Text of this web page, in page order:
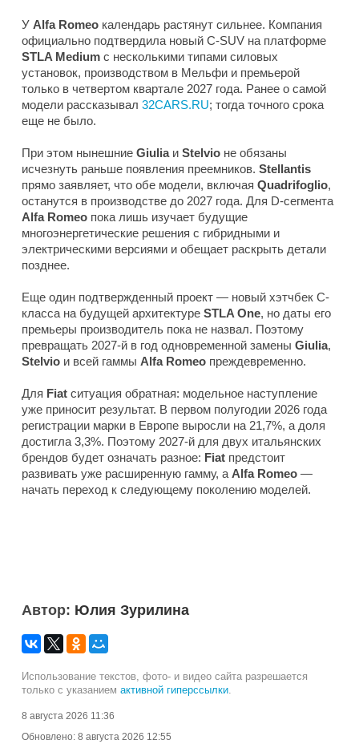
У Alfa Romeo календарь растянут сильнее. Компания
официально подтвердила новый C-SUV на платформе
STLA Medium с несколькими типами силовых
установок, производством в Мельфи и премьерой
только в четвертом квартале 2027 года. Ранее о самой
модели рассказывал 32CARS.RU; тогда точного срока
еще не было.
При этом нынешние Giuliaи Stelvio не обязаны
исчезнуть раньше появления преемников. Stellantis
прямо заявляет, что обе модели, включая Quadrifoglio,
останутся в производстве до 2027 года. Для D-сегмента
Alfa Romeo пока лишь изучает будущие
многоэнергетические решения с гибридными и
электрическими версиями и обещает раскрыть детали
позднее.
Еще один подтвержденный проект — новый хэтчбек C-
класса на будущей архитектуре STLA One, но даты его
премьеры производитель пока не назвал. Поэтому
превращать 2027-й в год одновременной замены Giulia,
Stelvio и всей гаммы Alfa Romeo преждевременно.
Для Fiat ситуация обратная: модельное наступление
уже приносит результат. В первом полугодии 2026 года
регистрации марки в Европе выросли на 21,7%, а доля
достигла 3,3%. Поэтому 2027-й для двух итальянских
брендов будет означать разное: Fiat предстоит
развивать уже расширенную гамму, а Alfa Romeo —
начать переход к следующему поколению моделей.
Автор: Юлия Зурилина
Использование текстов, фото- и видео сайта разрешается
только с указанием активной гиперссылки
8 августа 2026 11:36
Обновлено: 8 августа 2026 12:55